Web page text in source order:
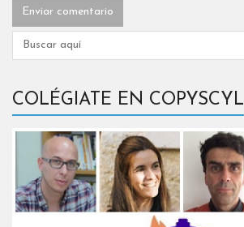
COLÉGIATE EN COPYSCYL